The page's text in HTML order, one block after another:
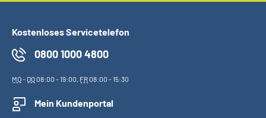
Kostenloses Servicetelefon
0800 1000 4800
MO- DO08:00 - 19:00, FR08:00 - 15:30
Mein Kundenportal